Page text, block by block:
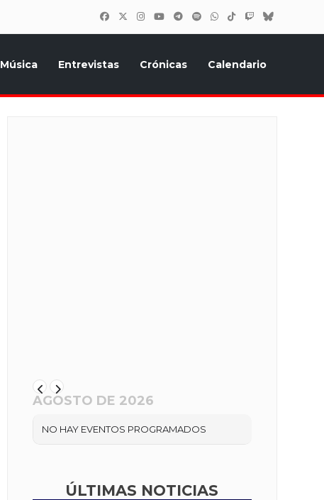
Música Entrevistas Crónicas Calendario
AGOSTO DE 2026
NO HAY EVENTOS PROGRAMADOS
ÚLTIMAS NOTICIAS